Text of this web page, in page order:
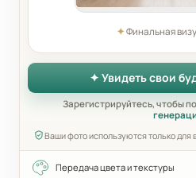
✦Финальная
✦ Увидеть свои
Зарегистрируйтесь, чтобы
Ваши фото используются только для
Передача цвета и текстуры